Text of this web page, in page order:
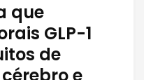
que
GLP-1
de